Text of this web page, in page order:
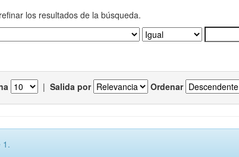
los resultados de la búsqueda.
| Salida por Ordenar
1.